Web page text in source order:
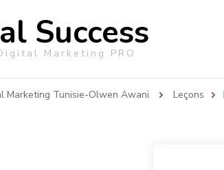
Success
Marketing PRO
Marketing Tunisie-Olwen Awani Leçons